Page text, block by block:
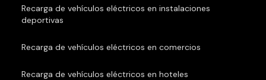
Recarga de vehículos eléctricos en instalaciones
deportivas
Recarga de vehículos eléctricos en comercios
Recarga de vehículos eléctricos en hoteles